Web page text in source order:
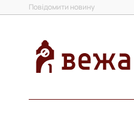
Повідомити новину